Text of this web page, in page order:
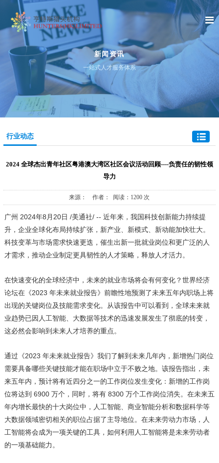
新闻资讯
一站式人才服务体系
行业动态
2024 全球杰出青年社区粤港澳大湾区社区会议活动回顾----负责任的韧性领
导力
来源： 作者： 阅读：1200 次
广州 2024年8月20日 /美通社/ -- 近年来，我国科技创新能力持续提
升，企业全球化布局持续扩张，新产业、新模式、新动能加快壮大。
科技变革与市场需求快速更迭，催生出新一批就业岗位和更广泛的人
才需求，推动企业制定更具韧性的人才策略，释放人才活力。
在快速变化的全球经济中，未来的就业市场将会有何变化？世界经济
论坛在《2023 年未来就业报告》前瞻性地预测了未来五年内职场上将
出现的关键岗位及技能需求变化。从该报告中可以看到，全球未来就
业趋势已因人工智能、大数据等技术的迅速发展发生了彻底的转变，
这必然会影响到未来人才培养的重点。
通过《2023 年未来就业报告》我们了解到未来几年内，新增热门岗位
需要具备哪些关键技能才能在职场中立于不败之地。该报告指出，未
来五年内，预计将有近四分之一的工作岗位发生变化：新增的工作岗
位将达到 6900 万个，同时，将有 8300 万个工作岗位消失。在未来五
年内增长最快的十大岗位中，人工智能、商业智能分析和数据科学等
大数据领域密切相关的职位占据了主导地位。在未来劳动力市场，人
工智能将会成为一项关键的工具，如何利用人工智能将是未来劳动者
的一项基础能力。